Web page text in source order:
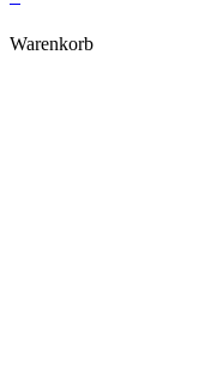
Warenkorb